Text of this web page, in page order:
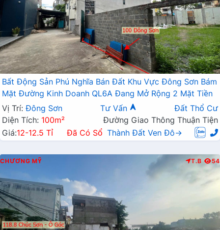
Bất Động Sản Phú Nghĩa Bán Đất Khu Vực Đông Sơn Bám
Mặt Đường Kinh Doanh QL6A Đang Mở Rộng 2 Mặt Tiền
Vị Trí: Đông Sơn Tư Vấn
Đất Thổ Cư
Diện Tích: 100m²
Đường Giao Thông Thuận Tiện
Giá:12-12.5 Tỉ Đã Có Sổ Thành Đất Ven Đô→
CHƯƠNG MỸ T.B 54